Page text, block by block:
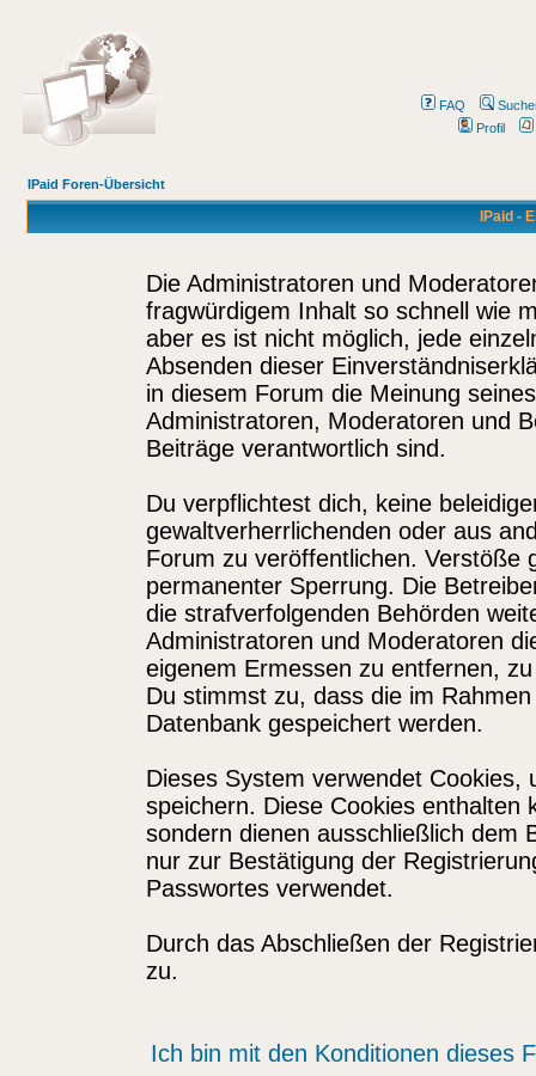
FAQ
Profil
IPaid Foren-Übersicht
IPaid -
Die Administratoren und
fragwürdigem Inhalt so schnell wie
aber es ist nicht möglich, jede
Absenden dieser
in diesem Forum die Meinung
Administratoren, Moderatoren und
Beiträge verantwortlich sind.
Du verpflichtest dich, keine
gewaltverherrlichenden oder aus
Forum zu veröffentlichen. Verstöße
permanenter Sperrung. Die
die strafverfolgenden Behörden
Administratoren und Moderatoren
eigenem Ermessen zu entfernen,
Du stimmst zu, dass die im
Datenbank gespeichert werden.
Dieses System verwendet
speichern. Diese Cookies enthalten
sondern dienen ausschließlich dem
nur zur Bestätigung der
Passwortes verwendet.
Durch das Abschließen der
zu.
Ich bin mit den Konditionen dieses